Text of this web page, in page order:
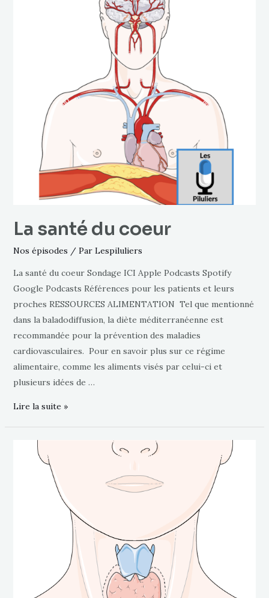
La santé du coeur
Nos épisodes / Par Lespiluliers
La santé du coeur Sondage ICI Apple Podcasts Spotify
Google Podcasts Références pour les patients et leurs
proches RESSOURCES ALIMENTATION Tel que mentionné
dans la baladodiffusion, la diète méditerranéenne est
recommandée pour la prévention des maladies
cardiovasculaires. Pour en savoir plus sur ce régime
alimentaire, comme les aliments visés par celui-ci et
plusieurs idées de …
Lire la suite »